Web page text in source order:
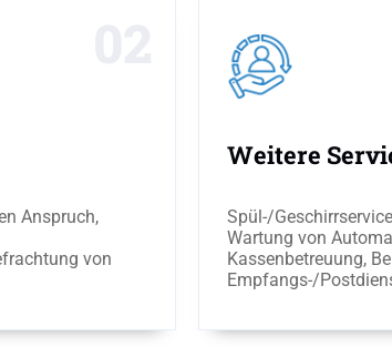
Anspruch,
von
Weitere
Spül-/
Wartung von
Kassenbetreuung,
Empfangs-/